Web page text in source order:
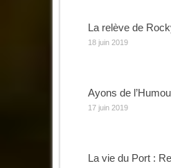
La relève de
18 juin 2019
Ayons de
17 juin 2019
La vie du Port :